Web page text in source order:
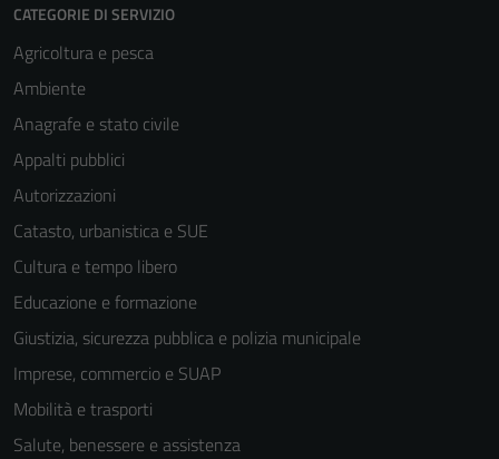
CATEGORIE DI SERVIZIO
Agricoltura e pesca
Ambiente
Anagrafe e stato civile
Appalti pubblici
Autorizzazioni
Catasto, urbanistica e SUE
Cultura e tempo libero
Educazione e formazione
Giustizia, sicurezza pubblica e polizia municipale
Imprese, commercio e SUAP
Mobilità e trasporti
Salute, benessere e assistenza